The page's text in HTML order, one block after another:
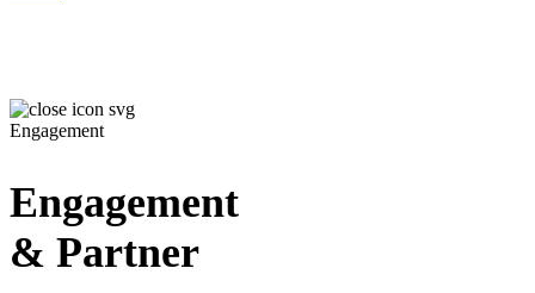
Engagement
Engagement
& Partner